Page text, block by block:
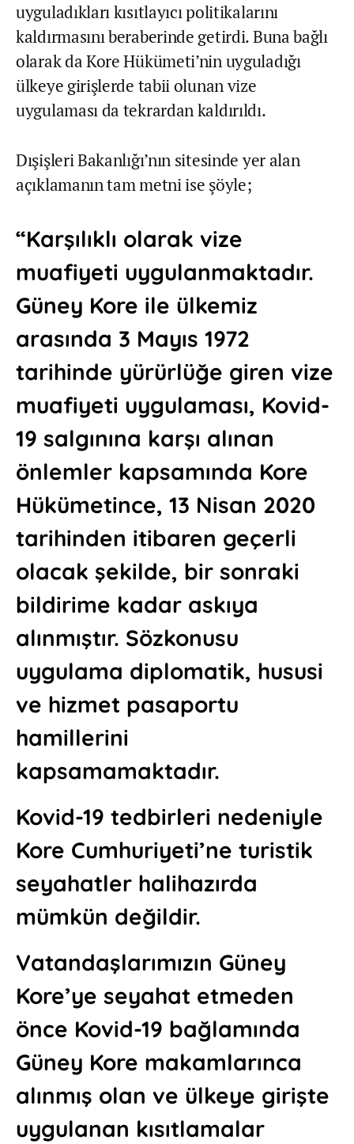
uyguladıkları kısıtlayıcı politikalarını
kaldırmasını beraberinde getirdi. Buna bağlı
olarak da Kore Hükümeti’nin uyguladığı
ülkeye girişlerde tabii olunan vize
uygulaması da tekrardan kaldırıldı.
Dışişleri Bakanlığı’nın sitesinde yer alan
açıklamanın tam metni ise şöyle;
“Karşılıklı olarak vize
muafiyeti uygulanmaktadır.
Güney Kore ile ülkemiz
arasında 3 Mayıs 1972
tarihinde yürürlüğe giren vize
muafiyeti uygulaması, Kovid-
19 salgınına karşı alınan
önlemler kapsamında Kore
Hükümetince, 13 Nisan 2020
tarihinden itibaren geçerli
olacak şekilde, bir sonraki
bildirime kadar askıya
alınmıştır. Sözkonusu
uygulama diplomatik, hususi
ve hizmet pasaportu
hamillerini
kapsamamaktadır.
Kovid-19 tedbirleri nedeniyle
Kore Cumhuriyeti’ne turistik
seyahatler halihazırda
mümkün değildir.
Vatandaşlarımızın Güney
Kore’ye seyahat etmeden
önce Kovid-19 bağlamında
Güney Kore makamlarınca
alınmış olan ve ülkeye girişte
uygulanan kısıtlamalar